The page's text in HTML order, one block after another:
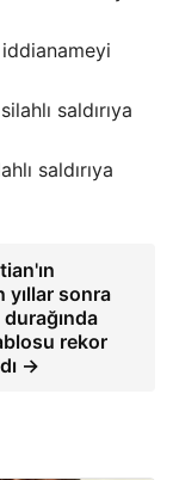
saldırıya
yıllar sonra
rekor
→